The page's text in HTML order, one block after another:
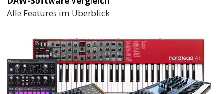
Alle Features im Überblick